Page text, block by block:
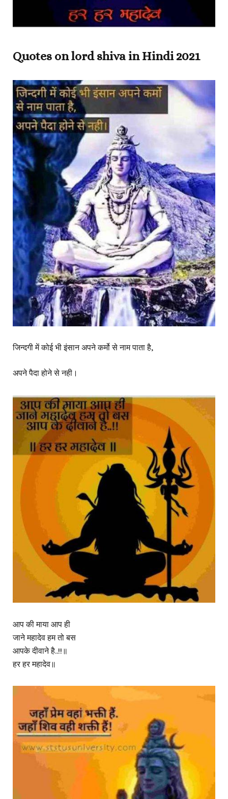
Quotes on lord shiva in Hindi 2021
जिन्दगी में कोई भी इंसान अपने कर्मो से नाम पाता है,
अपने पैदा होने से नही।
आप की माया आप ही
जाने महादेव हम तो बस
आपके दीवाने है..!!॥
हर हर महादेव॥